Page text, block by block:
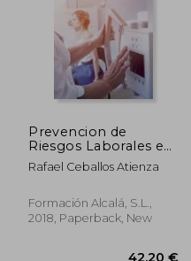
37,19 €
Prevencion de
Riesgos Laborales en
Radiologia (in
Spanish)
Rafael Ceballos Atienza
Formación Alcalá, S.L.,
2018, Paperback, New